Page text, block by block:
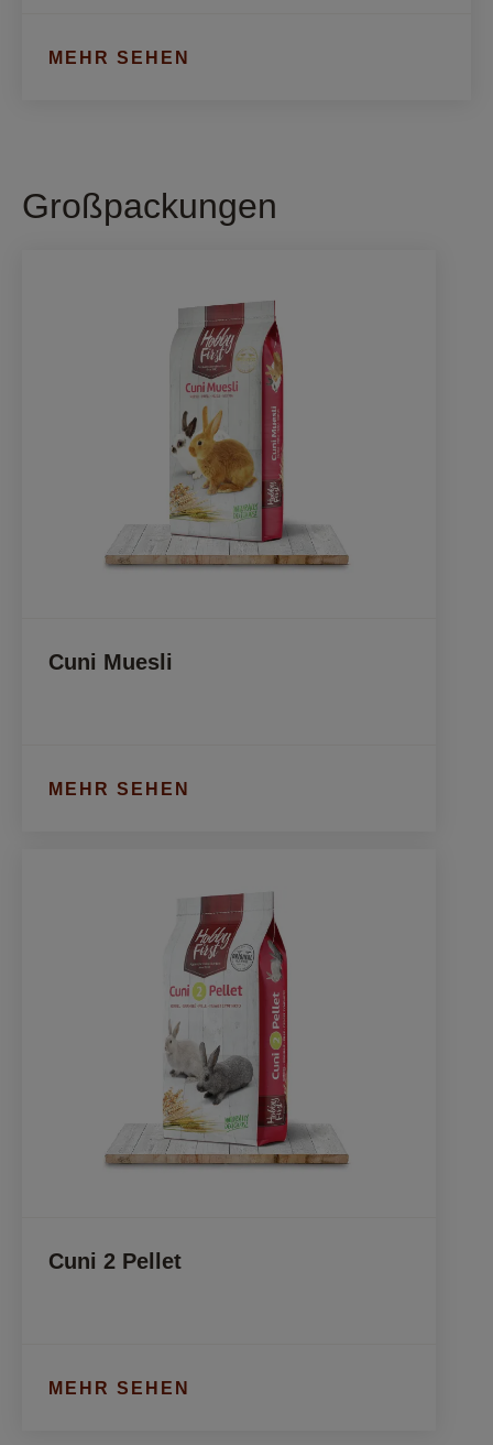
MEHR SEHEN
Großpackungen
Cuni Muesli
MEHR SEHEN
Cuni 2 Pellet
MEHR SEHEN